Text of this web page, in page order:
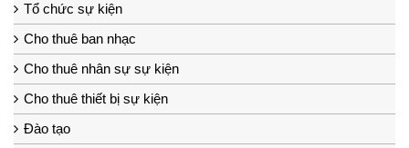
Tổ chức sự kiện
Cho thuê ban nhạc
Cho thuê nhân sự sự kiện
Cho thuê thiết bị sự kiện
Đào tạo